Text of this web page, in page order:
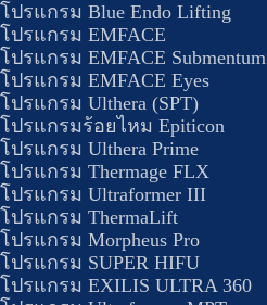
โปรแกรม Blue Endo Lifting
โปรแกรม EMFACE
โปรแกรม EMFACE Submentum
โปรแกรม EMFACE Eyes
โปรแกรม Ulthera (SPT)
โปรแกรมร้อยไหม Epiticon
โปรแกรม Ulthera Prime
โปรแกรม Thermage FLX
โปรแกรม Ultraformer III
โปรแกรม ThermaLift
โปรแกรม Morpheus Pro
โปรแกรม SUPER HIFU
โปรแกรม EXILIS ULTRA 360